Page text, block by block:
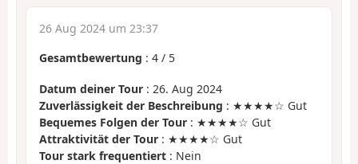
26 Aug 2024 um 23:37
Gesamtbewertung : 4 / 5
Datum deiner Tour : 26. Aug 2024
Zuverlässigkeit der Beschreibung : ★★★★☆ Gut
Bequemes Folgen der Tour : ★★★★☆ Gut
Attraktivität der Tour : ★★★★☆ Gut
Tour stark frequentiert : Nein